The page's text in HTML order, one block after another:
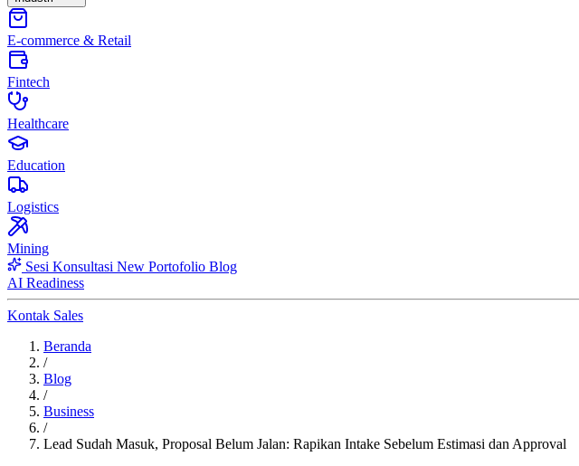
E-commerce & Retail
Fintech
Healthcare
Education
Logistics
Mining
Sesi Konsultasi New Portofolio Blog
AI Readiness
Kontak Sales
Beranda
/
Blog
/
Business
/
Lead Sudah Masuk, Proposal Belum Jalan: Rapikan Intake Sebelum Estimasi dan Approval